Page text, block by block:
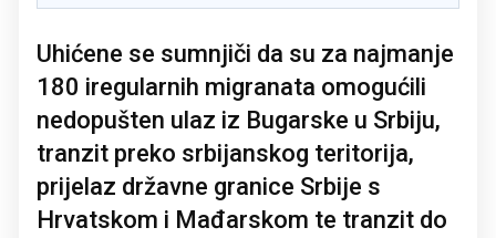
Uhićene se sumnjiči da su za najmanje
180 iregularnih migranata omogućili
nedopušten ulaz iz Bugarske u Srbiju,
tranzit preko srbijanskog teritorija,
prijelaz državne granice Srbije s
Hrvatskom i Mađarskom te tranzit do